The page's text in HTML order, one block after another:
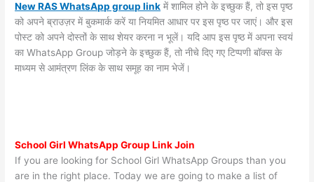
New RAS WhatsApp group link में शामिल होने के इच्छुक हैं, तो इस पृष्ठ
को अपने ब्राउज़र में बुकमार्क करें या नियमित आधार पर इस पृष्ठ पर जाएं। और इस
पोस्ट को अपने दोस्तों के साथ शेयर करना न भूलें। यदि आप इस पृष्ठ में अपना स्वयं
का WhatsApp Group जोड़ने के इच्छुक हैं, तो नीचे दिए गए टिप्पणी बॉक्स के
माध्यम से आमंत्रण लिंक के साथ समूह का नाम भेजें।
School Girl WhatsApp Group Link Join
If you are looking for School Girl WhatsApp Groups than you
are in the right place. Today we are going to make a list of